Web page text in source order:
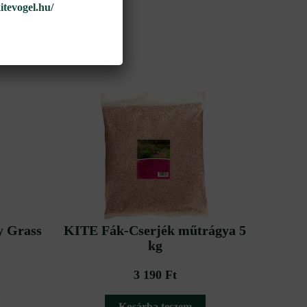
Grass
KITE Fák-Cserjék műtrágya 5
kg
3 190 Ft
/